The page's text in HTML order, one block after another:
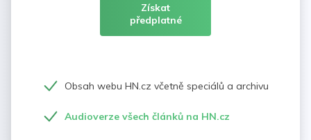
Získat
předplatné
Obsah webu HN.cz včetně speciálů a archivu
Audioverze všech článků na HN.cz